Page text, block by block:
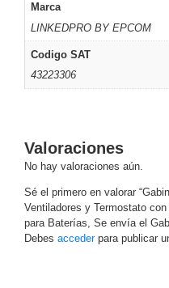
de
ParedBaterías
de
Alimentación
RespaldoInyectores
PoE
de
EnergíaPoE
de Largo
Marca
LINKEDPRO BY EPCOM
Codigo SAT
43223306
Valoraciones
No hay valoraciones aún.
Sé el primero en valorar
Ventiladores y Termostato
para Baterías, Se envía el
Debes accederpara publicar